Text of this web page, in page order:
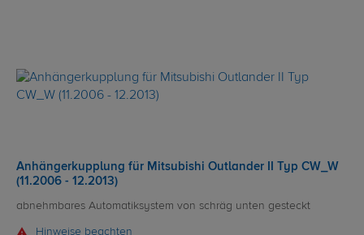
Anhängerkupplung für Mitsubishi Outlander II Typ CW_W
(11.2006 - 12.2013)
abnehmbares Automatiksystem von schräg unten gesteckt
Hinweise beachten